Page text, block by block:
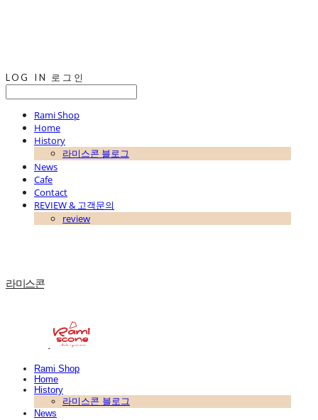
LOG IN 로그인
Rami Shop
Home
History
라미스콘 블로그
News
Cafe
Contact
REVIEW & 고객문의
review
라미스콘
Rami Shop
Home
History
라미스콘 블로그
News